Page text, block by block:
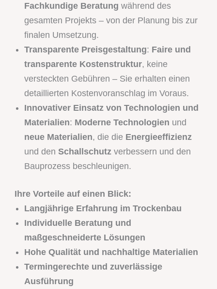
Fachkundige Beratung während des
gesamten Projekts – von der Planung bis zur
finalen Umsetzung.
Transparente Preisgestaltung: Faire und
transparente Kostenstruktur, keine
versteckten Gebühren – Sie erhalten einen
detaillierten Kostenvoranschlag im Voraus.
Innovativer Einsatz von Technologien und
Materialien: Moderne Technologien und
neue Materialien, die die Energieeffizienz
und den Schallschutz verbessern und den
Bauprozess beschleunigen.
Ihre Vorteile auf einen Blick:
Langjährige Erfahrung im Trockenbau
Individuelle Beratung und
maßgeschneiderte Lösungen
Hohe Qualität und nachhaltige Materialien
Termingerechte und zuverlässige
Ausführung